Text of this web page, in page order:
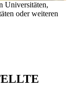
Universitäten,
oder weiteren